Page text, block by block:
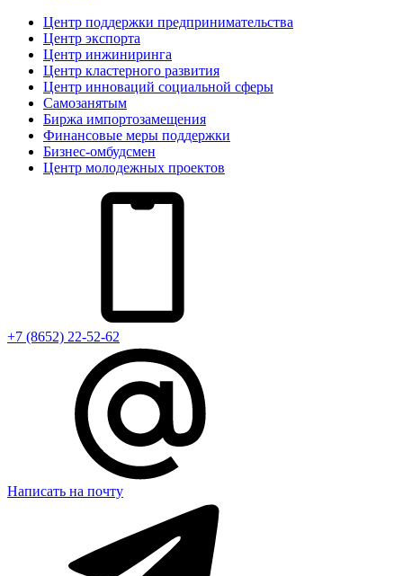
Центр поддержки предпринимательства
Центр экспорта
Центр инжиниринга
Центр кластерного развития
Центр инноваций социальной сферы
Cамозанятым
Биржа импортозамещения
Финансовые меры поддержки
Бизнес-омбудсмен
Центр молодежных проектов
+7 (8652) 22-52-62
Написать на почту